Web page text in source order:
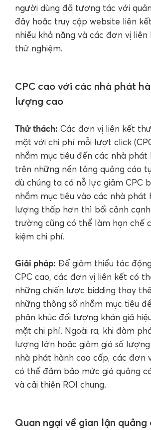
người dùng đã tương tác với
đây hoặc truy cập website liên
nhiều khả năng và các đơn vị
thử nghiệm.
CPC cao với các nhà phát
lượng cao
Thử thách: Các đơn vị liên kết
mặt với chi phí mỗi lượt click
nhắm mục tiêu đến các nhà phát
trên những nền tảng quảng cáo
dù chúng ta có nỗ lực giảm CPC
nhắm mục tiêu vào các nhà phát
lượng thấp hơn thì bối cảnh
trường cũng có thể làm hạn chế
kiệm chi phí.
Giải pháp: Để giảm thiểu tác
CPC cao, các đơn vị liên kết có
những chiến lược bidding thay
những thông số nhắm mục tiêu
phân khúc đối tượng khán giả
mặt chi phí. Ngoài ra, khi đàm
lượng lớn hoặc giảm giá số
nhà phát hành cao cấp, các đơn
có thể đảm bảo mức giá quảng
và cải thiện ROI chung.
Quan ngại về gian lận quảng